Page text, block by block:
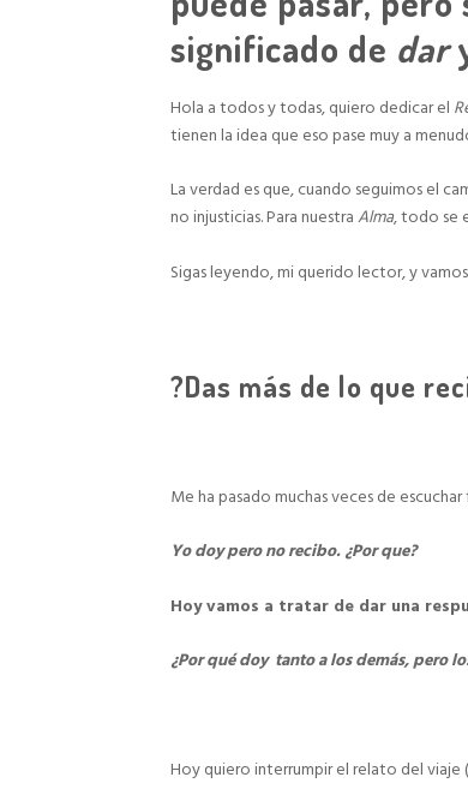
significado de dar
Hola a todos y todas, quiero dedicar el
tienen la idea que eso pase muy a
La verdad es que, cuando seguimos el
no injusticias. Para nuestraAlma, todo se
Sigas leyendo, mi querido lector, y
?Das más de lo que
Me ha pasado muchas veces de
Yo doy pero no recibo. ¿Por que?
Hoy vamos a tratar de dar una
¿Por qué doy tanto a los demás, pero
Hoy quiero interrumpir el relato del viaje